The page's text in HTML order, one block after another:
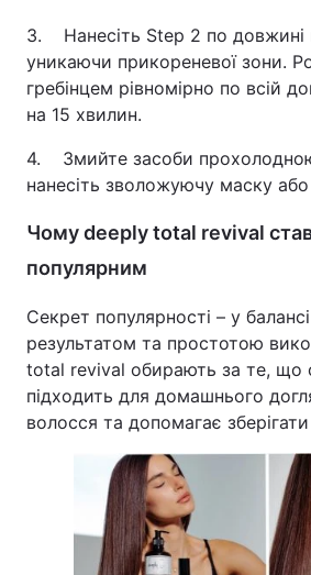
3. Нанесіть Step 2 по довжині
уникаючи прикореневої зони.
гребінцем рівномірно по всій
на 15 хвилин.
4. Змийте засоби
нанесіть зволожуючу маску
Чому deeply total revival
популярним
Секрет популярності – у
результатом та простотою
total revival обирають за те, що
підходить для домашнього
волосся та допомагає зберігати